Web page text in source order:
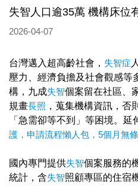
失智人口逾35萬 機構床位
2026-04-07
台灣邁入超高齡社會， 失智症
壓力、經濟負擔及社會觀感等
構，九成失智個案留在社區、
規畫長照 ，蒐集機構資訊，否
「急需卻等不到」等困境。延
護，申請流程懶人包，5個月無
國內專門提供失智個案服務的
統計，含失智照顧專區的住宿